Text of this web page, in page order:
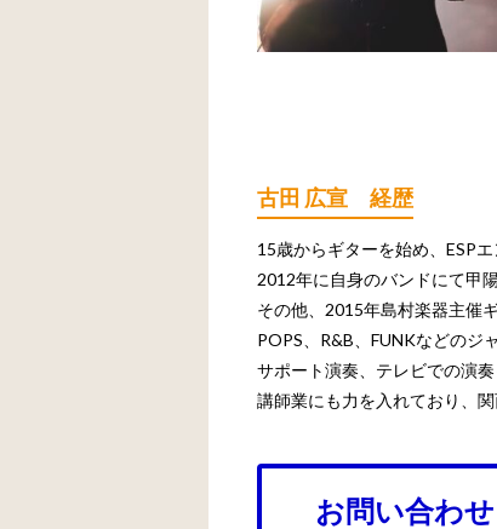
古田 広宣 経歴
15歳からギターを始め、ESP
2012年に自身のバンドにて甲
その他、2015年島村楽器主催
POPS、R&B、FUNKなどのジ
サポート演奏、テレビでの演奏
講師業にも力を入れており、
お問い合わ